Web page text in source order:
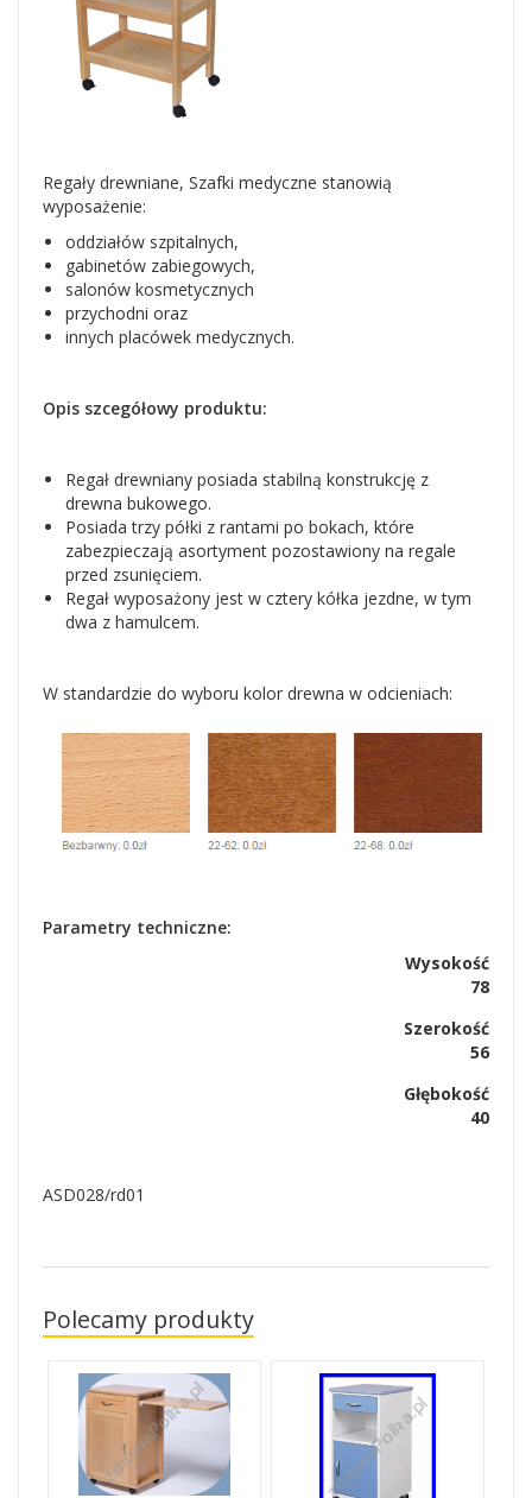
Regały drewniane, Szafki medyczne stanowią
wyposażenie:
oddziałów szpitalnych,
gabinetów zabiegowych,
salonów kosmetycznych
przychodni oraz
innych placówek medycznych.
Opis szcegółowy produktu:
Regał drewniany posiada stabilną konstrukcję z
drewna bukowego.
Posiada trzy półki z rantami po bokach, które
zabezpieczają asortyment pozostawiony na regale
przed zsunięciem.
Regał wyposażony jest w cztery kółka jezdne, w tym
dwa z hamulcem.
W standardzie do wyboru kolor drewna w odcieniach:
Parametry techniczne:
Wysokość
78
Szerokość
56
Głębokość
40
ASD028/rd01
Polecamy produkty